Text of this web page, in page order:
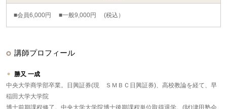
■会員6,000円 ■一般9,000円 (税込）
講師プロフィール
勝又 一成
中央大学商学部卒業。日興証券(現 ＳＭＢＣ日興証券)、高校教論を経て、早
稲田大学大学院
博士前期課程修了。中央大学大学院博士後期課程単位取得退学。(財)津田塾会